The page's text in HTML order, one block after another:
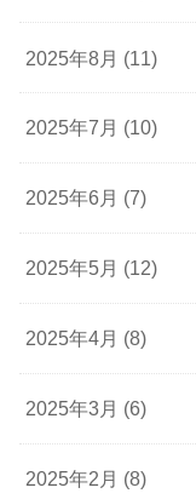
2025年8月 (11)
2025年7月 (10)
2025年6月 (7)
2025年5月 (12)
2025年4月 (8)
2025年3月 (6)
2025年2月 (8)